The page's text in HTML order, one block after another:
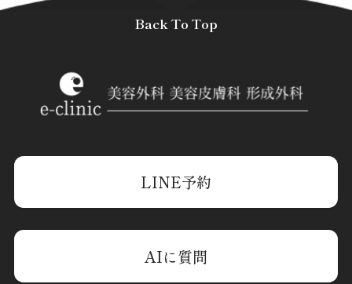
LINE予約
AIに質問
Back To Top